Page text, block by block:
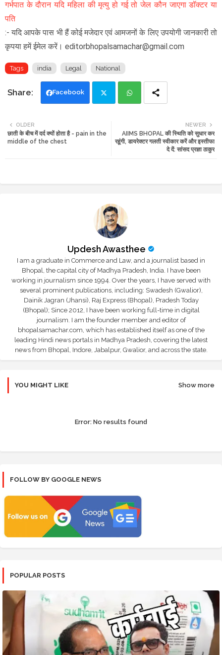
गर्भपात के दौरान यदि महिला की मृत्यु हो गई तो जेल कौन जाएगा डॉक्टर या
पति
:- यदि आपके पास भी हैं कोई मजेदार एवं आमजनों के लिए उपयोगी जानकारी तो
कृपया हमें ईमेल करें। editorbhopalsamachar@gmail.com
Tags india Legal National
Facebook
tte ats
NEWER
AIIMS BHOPAL की स्थिति को सुधार कर
रहूंगी, डायरेक्टर गलती स्वीकार करें और इस्तीफा
दे दें: सांसद प्रज्ञा ठाकुर
OLDER
छाती के बीच में दर्द क्यों होता है - pain in the
middle of the chest
Updesh Awasthee
I am a graduate in Commerce and Law, and a journalist based in
Bhopal, the capital city of Madhya Pradesh, India. I have been
working in journalism since 1994. Over the years, I have served with
several prominent publications, including: Swadesh (Gwalior),
Dainik Jagran (Jhansi), Raj Express (Bhopal), Pradesh Today
(Bhopal); Since 2012, I have been working full-time in digital
journalism. I am the founder member and editor of
bhopalsamachar.com, which has established itself as one of the
leading Hindi news portals in Madhya Pradesh, covering the latest
news from Bhopal, Indore, Jabalpur, Gwalior, and across the state.
YOU MIGHT LIKE Show more
Error: No results found
FOLLOW BY GOOGLE NEWS
POPULAR POSTS